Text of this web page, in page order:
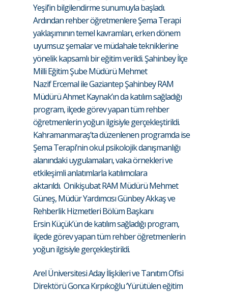
Yeşil’in bilgilendirme sunumuyla başladı.
Ardından rehber öğretmenlere Şema Terapi
yaklaşımının temel kavramları, erken dönem
uyumsuz şemalar ve müdahale tekniklerine
yönelik kapsamlı bir eğitim verildi. Şahinbey İlçe
Milli Eğitim Şube Müdürü Mehmet
Nazif Ercemal ile Gaziantep Şahinbey RAM
Müdürü Ahmet Kaynak’ın da katılım sağladığı
program, ilçede görev yapan tüm rehber
öğretmenlerin yoğun ilgisiyle gerçekleştirildi.
Kahramanmaraş’ta düzenlenen programda ise
Şema Terapi’nin okul psikolojik danışmanlığı
alanındaki uygulamaları, vaka örnekleri ve
etkileşimli anlatımlarla katılımcılara
aktarıldı. Onikişubat RAM Müdürü Mehmet
Güneş, Müdür Yardımcısı Günbey Akkaş ve
Rehberlik Hizmetleri Bölüm Başkanı
Ersin Küçük’ün de katılım sağladığı program,
ilçede görev yapan tüm rehber öğretmenlerin
yoğun ilgisiyle gerçekleştirildi.
Arel Üniversitesi Aday İlişkileri ve Tanıtım Ofisi
Direktörü Gonca Kırpıkoğlu ‘Yürütülen eğitim